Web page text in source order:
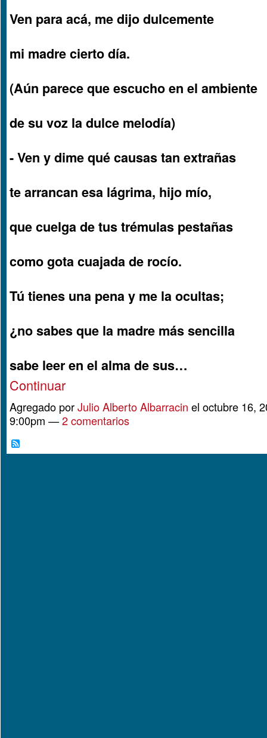
Ven para acá, me dijo dulcemente
mi madre cierto día.
(Aún parece que escucho en el ambiente
de su voz la dulce melodía)
- Ven y dime qué causas tan extrañas
te arrancan esa lágrima, hijo mío,
que cuelga de tus trémulas pestañas
como gota cuajada de rocío.
Tú tienes una pena y me la ocultas;
¿no sabes que la madre más sencilla
sabe leer en el alma de sus…
Continuar
Agregado porJulio Alberto Albarracin el octubre 16,
9:00pm —2 comentarios